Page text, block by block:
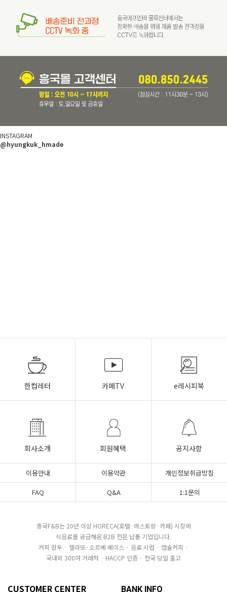
INSTAGRAM
@hyungkuk_hmade
한컵레터 카페TV e레시피북
회사소개 회원혜택 공지사항
이용안내 이용약관
개인정보취급방침
FAQ
Q&A 1:1문의
흥국F&B는 20년 이상 HORECA(호텔·레스토랑·카페) 시장에
식음료를 공급해온 B2B 전문 납품 기업입니다.
커피 원두 · 젤라또·소르베 베이스 · 음료 시럽 · 캡슐커피 ·
국내외 300여 거래처 · HACCP 인증 · 전국 당일 출고
CUSTOMER CENTER BANK INFO